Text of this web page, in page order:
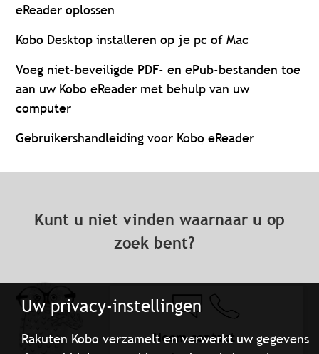
Uw privacy-instellingen
Rakuten Kobo verzamelt en verwerkt uw gegevens
eReader oplossen
Kobo Desktop installeren op je pc of Mac
Voeg niet-beveiligde PDF- en ePub-bestanden toe
aan uw Kobo eReader met behulp van uw
computer
Gebruikershandleiding voor Kobo eReader
Kunt u niet vinden waarnaar u op
zoek bent?
Neem contact